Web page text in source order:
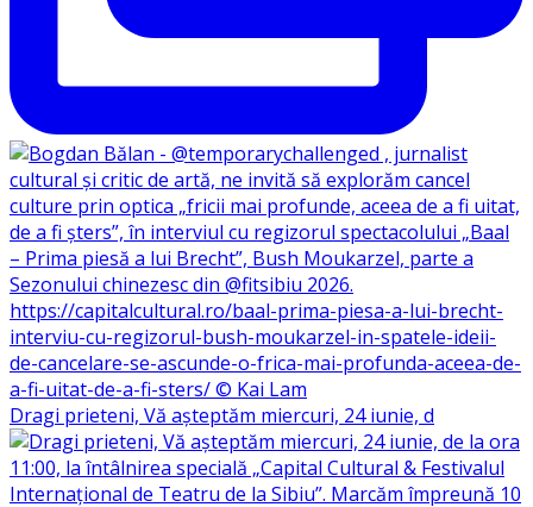
Dragi prieteni, Vă așteptăm miercuri, 24 iunie, d